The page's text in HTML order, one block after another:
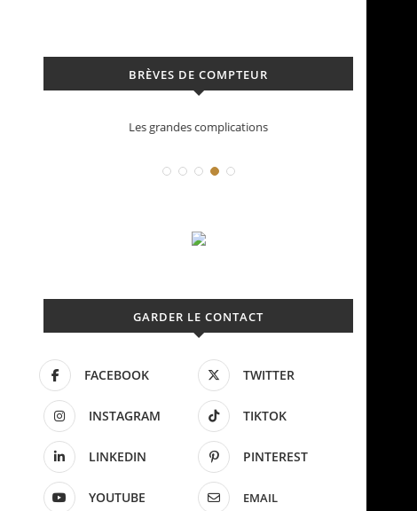
BRÈVES DE COMPTEUR
Déconstruction Parmigiani Fleurier
GARDER LE CONTACT
FACEBOOK TWITTER
INSTAGRAM TIKTOK
LINKEDIN PINTEREST
YOUTUBE EMAIL